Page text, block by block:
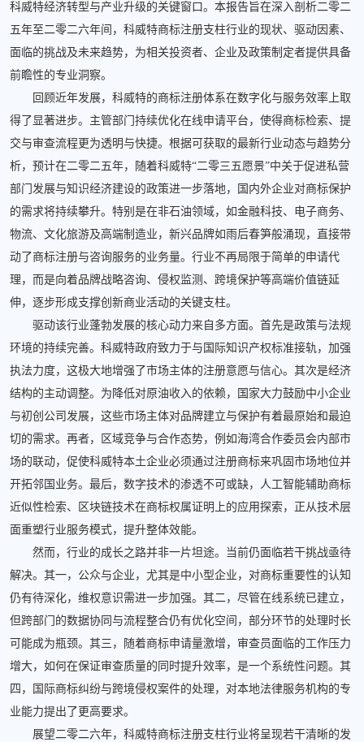
科威特经济转型与产业升级的关键窗口。本报告旨在深入剖析二零二
五年至二零二六年间，科威特商标注册支柱行业的现状、驱动因素、
面临的挑战及未来趋势，为相关投资者、企业及政策制定者提供具备
前瞻性的专业洞察。
回顾近年发展，科威特的商标注册体系在数字化与服务效率上取
得了显著进步。主管部门持续优化在线申请平台，使得商标检索、提
交与审查流程更为透明与快捷。根据可获取的最新行业动态与趋势分
析，预计在二零二五年，随着科威特“二零三五愿景”中关于促进私营
部门发展与知识经济建设的政策进一步落地，国内外企业对商标保护
的需求将持续攀升。特别是在非石油领域，如金融科技、电子商务、
物流、文化旅游及高端制造业，新兴品牌如雨后春笋般涌现，直接带
动了商标注册与咨询服务的业务量。行业不再局限于简单的申请代
理，而是向着品牌战略咨询、侵权监测、跨境保护等高端价值链延
伸，逐步形成支撑创新商业活动的关键支柱。
驱动该行业蓬勃发展的核心动力来自多方面。首先是政策与法规
环境的持续完善。科威特政府致力于与国际知识产权标准接轨，加强
执法力度，这极大地增强了市场主体的注册意愿与信心。其次是经济
结构的主动调整。为降低对原油收入的依赖，国家大力鼓励中小企业
与初创公司发展，这些市场主体对品牌建立与保护有着最原始和最迫
切的需求。再者，区域竞争与合作态势，例如海湾合作委员会内部市
场的联动，促使科威特本土企业必须通过注册商标来巩固市场地位并
开拓邻国业务。最后，数字技术的渗透不可或缺，人工智能辅助商标
近似性检索、区块链技术在商标权属证明上的应用探索，正从技术层
面重塑行业服务模式，提升整体效能。
然而，行业的成长之路并非一片坦途。当前仍面临若干挑战亟待
解决。其一，公众与企业，尤其是中小型企业，对商标重要性的认知
仍有待深化，维权意识需进一步加强。其二，尽管在线系统已建立，
但跨部门的数据协同与流程整合仍有优化空间，部分环节的处理时长
可能成为瓶颈。其三，随着商标申请量激增，审查员面临的工作压力
增大，如何在保证审查质量的同时提升效率，是一个系统性问题。其
四，国际商标纠纷与跨境侵权案件的处理，对本地法律服务机构的专
业能力提出了更高要求。
展望二零二六年，科威特商标注册支柱行业将呈现若干清晰的发